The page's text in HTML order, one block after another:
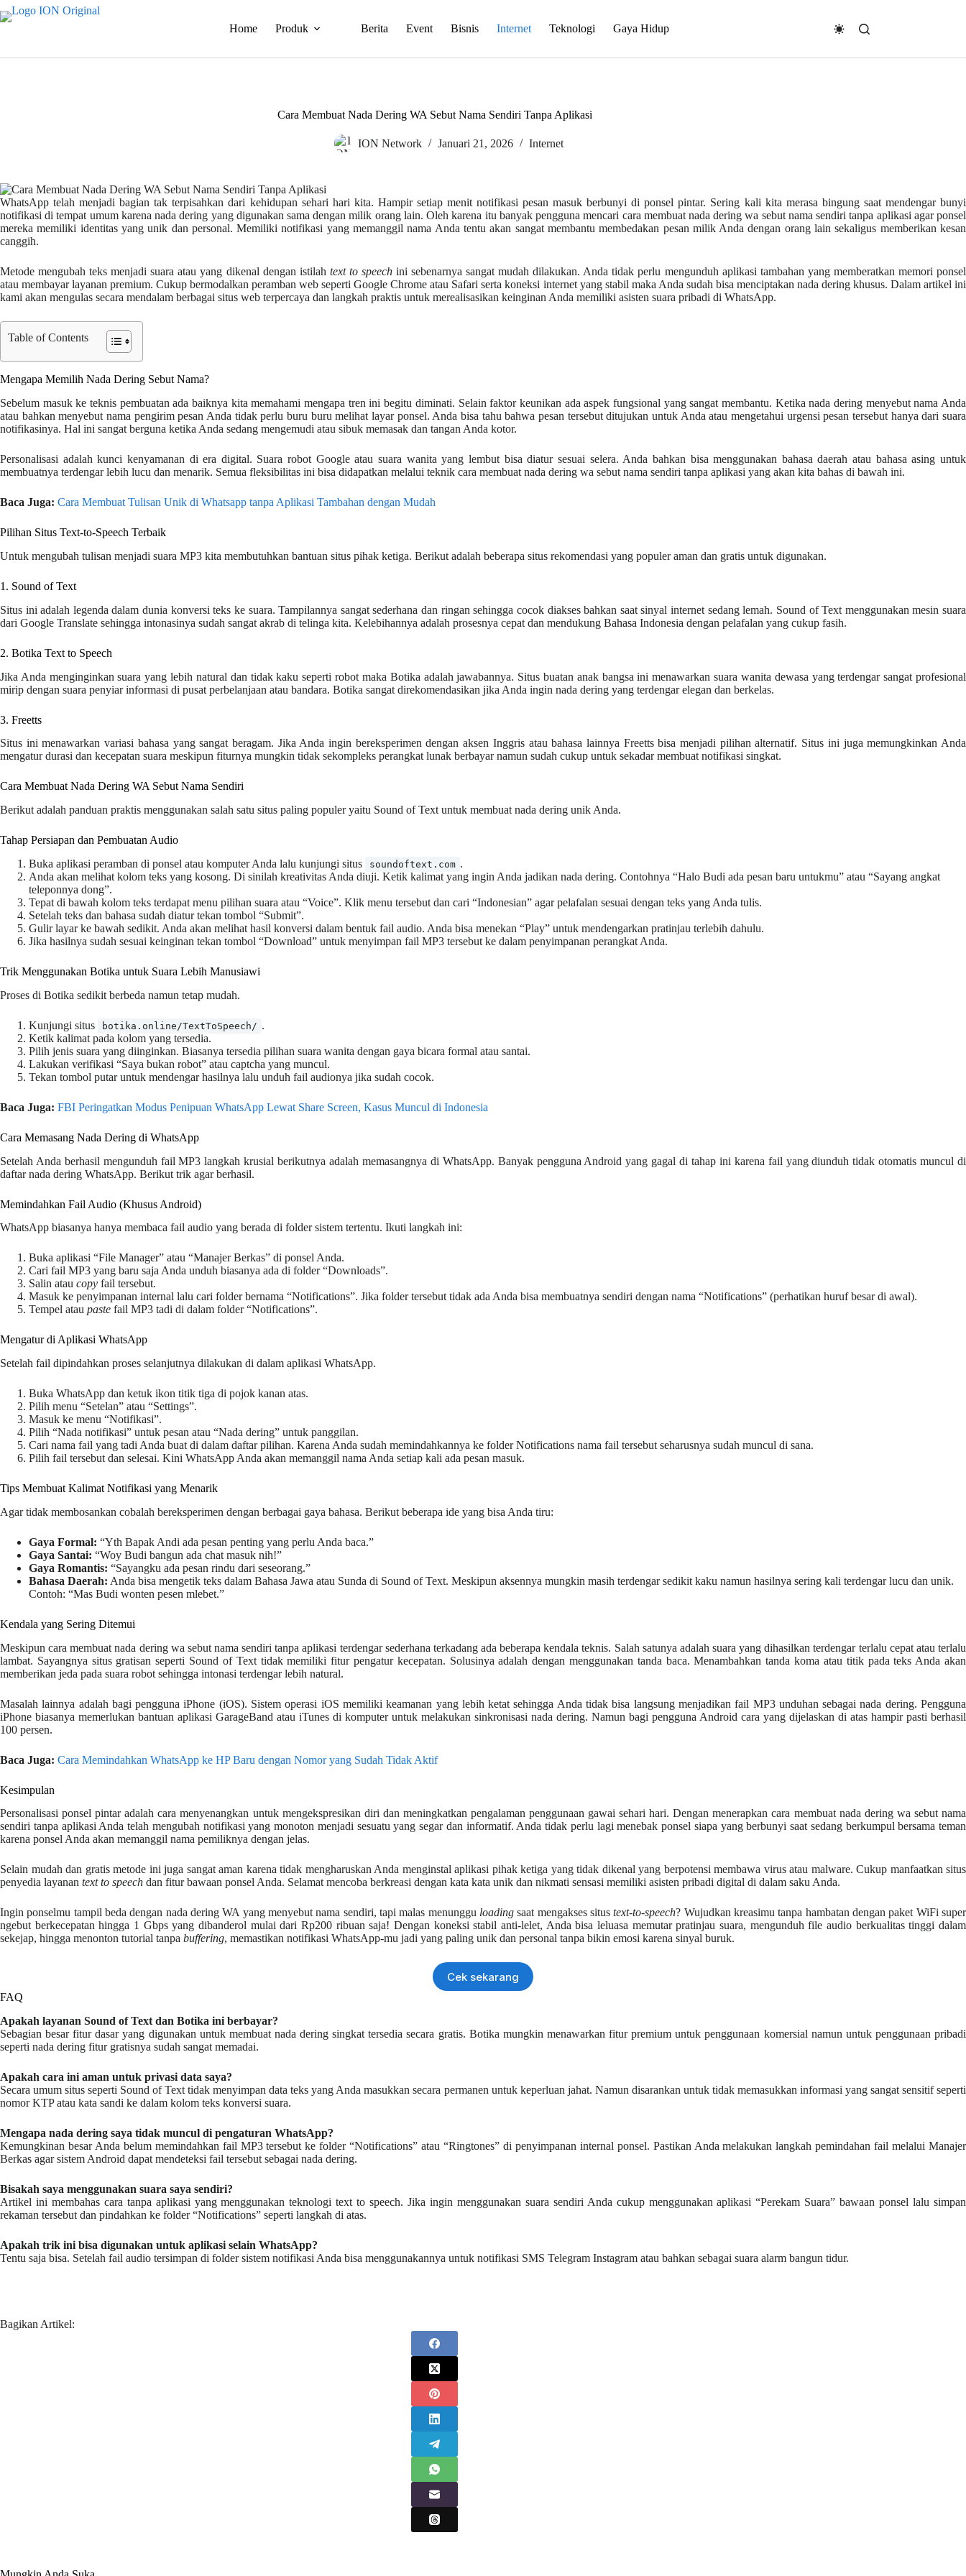
Skip
to
Home Produk Berita Event Bisnis Internet Teknologi Gaya Hidup
Cara Membuat Nada Dering WA Sebut Nama Sendiri Tanpa Aplikasi
ION Network Januari 21, 2026 Internet
WhatsApp telah menjadi bagian tak terpisahkan dari kehidupan sehari hari kita. Hampir setiap menit notifikasi pesan masuk berbunyi di ponsel pintar. Sering kali kita merasa bingung saat mendengar bunyi
notifikasi di tempat umum karena nada dering yang digunakan sama dengan milik orang lain. Oleh karena itu banyak pengguna mencari cara membuat nada dering wa sebut nama sendiri tanpa aplikasi agar ponsel
mereka memiliki identitas yang unik dan personal. Memiliki notifikasi yang memanggil nama Anda tentu akan sangat membantu membedakan pesan milik Anda dengan orang lain sekaligus memberikan kesan
canggih.
Metode mengubah teks menjadi suara atau yang dikenal dengan istilah text to speechini sebenarnya sangat mudah dilakukan. Anda tidak perlu mengunduh aplikasi tambahan yang memberatkan memori ponsel
atau membayar layanan premium. Cukup bermodalkan peramban web seperti Google Chrome atau Safari serta koneksi internet yang stabil maka Anda sudah bisa menciptakan nada dering khusus. Dalam artikel ini
kami akan mengulas secara mendalam berbagai situs web terpercaya dan langkah praktis untuk merealisasikan keinginan Anda memiliki asisten suara pribadi di WhatsApp.
Table of Contents
Mengapa Memilih Nada Dering Sebut Nama?
Sebelum masuk ke teknis pembuatan ada baiknya kita memahami mengapa tren ini begitu diminati. Selain faktor keunikan ada aspek fungsional yang sangat membantu. Ketika nada dering menyebut nama Anda
atau bahkan menyebut nama pengirim pesan Anda tidak perlu buru buru melihat layar ponsel. Anda bisa tahu bahwa pesan tersebut ditujukan untuk Anda atau mengetahui urgensi pesan tersebut hanya dari suara
notifikasinya. Hal ini sangat berguna ketika Anda sedang mengemudi atau sibuk memasak dan tangan Anda kotor.
Personalisasi adalah kunci kenyamanan di era digital. Suara robot Google atau suara wanita yang lembut bisa diatur sesuai selera. Anda bahkan bisa menggunakan bahasa daerah atau bahasa asing untuk
membuatnya terdengar lebih lucu dan menarik. Semua fleksibilitas ini bisa didapatkan melalui teknik cara membuat nada dering wa sebut nama sendiri tanpa aplikasi yang akan kita bahas di bawah ini.
Baca Juga: Cara Membuat Tulisan Unik di Whatsapp tanpa Aplikasi Tambahan dengan Mudah
Pilihan Situs Text-to-Speech Terbaik
Untuk mengubah tulisan menjadi suara MP3 kita membutuhkan bantuan situs pihak ketiga. Berikut adalah beberapa situs rekomendasi yang populer aman dan gratis untuk digunakan.
1. Sound of Text
Situs ini adalah legenda dalam dunia konversi teks ke suara. Tampilannya sangat sederhana dan ringan sehingga cocok diakses bahkan saat sinyal internet sedang lemah. Sound of Text menggunakan mesin suara
dari Google Translate sehingga intonasinya sudah sangat akrab di telinga kita. Kelebihannya adalah prosesnya cepat dan mendukung Bahasa Indonesia dengan pelafalan yang cukup fasih.
2. Botika Text to Speech
Jika Anda menginginkan suara yang lebih natural dan tidak kaku seperti robot maka Botika adalah jawabannya. Situs buatan anak bangsa ini menawarkan suara wanita dewasa yang terdengar sangat profesional
mirip dengan suara penyiar informasi di pusat perbelanjaan atau bandara. Botika sangat direkomendasikan jika Anda ingin nada dering yang terdengar elegan dan berkelas.
3. Freetts
Situs ini menawarkan variasi bahasa yang sangat beragam. Jika Anda ingin bereksperimen dengan aksen Inggris atau bahasa lainnya Freetts bisa menjadi pilihan alternatif. Situs ini juga memungkinkan Anda
mengatur durasi dan kecepatan suara meskipun fiturnya mungkin tidak sekompleks perangkat lunak berbayar namun sudah cukup untuk sekadar membuat notifikasi singkat.
Cara Membuat Nada Dering WA Sebut Nama Sendiri
Berikut adalah panduan praktis menggunakan salah satu situs paling populer yaitu Sound of Text untuk membuat nada dering unik Anda.
Tahap Persiapan dan Pembuatan Audio
Buka aplikasi peramban di ponsel atau komputer Anda lalu kunjungi situs
soundoftext.com .
Anda akan melihat kolom teks yang kosong. Di sinilah kreativitas Anda diuji. Ketik kalimat yang ingin Anda jadikan nada dering. Contohnya “Halo Budi ada pesan baru untukmu” atau “Sayang angkat
teleponnya dong”.
Tepat di bawah kolom teks terdapat menu pilihan suara atau “Voice”. Klik menu tersebut dan cari “Indonesian” agar pelafalan sesuai dengan teks yang Anda tulis.
Setelah teks dan bahasa sudah diatur tekan tombol “Submit”.
Gulir layar ke bawah sedikit. Anda akan melihat hasil konversi dalam bentuk fail audio. Anda bisa menekan “Play” untuk mendengarkan pratinjau terlebih dahulu.
Jika hasilnya sudah sesuai keinginan tekan tombol “Download” untuk menyimpan fail MP3 tersebut ke dalam penyimpanan perangkat Anda.
Trik Menggunakan Botika untuk Suara Lebih Manusiawi
Proses di Botika sedikit berbeda namun tetap mudah.
Kunjungi situs botika.online/TextToSpeech/ .
Ketik kalimat pada kolom yang tersedia.
Pilih jenis suara yang diinginkan. Biasanya tersedia pilihan suara wanita dengan gaya bicara formal atau santai.
Lakukan verifikasi “Saya bukan robot” atau captcha yang muncul.
Tekan tombol putar untuk mendengar hasilnya lalu unduh fail audionya jika sudah cocok.
Baca Juga: FBI Peringatkan Modus Penipuan WhatsApp Lewat Share Screen, Kasus Muncul di Indonesia
Cara Memasang Nada Dering di WhatsApp
Setelah Anda berhasil mengunduh fail MP3 langkah krusial berikutnya adalah memasangnya di WhatsApp. Banyak pengguna Android yang gagal di tahap ini karena fail yang diunduh tidak otomatis muncul di
daftar nada dering WhatsApp. Berikut trik agar berhasil.
Memindahkan Fail Audio (Khusus Android)
WhatsApp biasanya hanya membaca fail audio yang berada di folder sistem tertentu. Ikuti langkah ini:
Buka aplikasi “File Manager” atau “Manajer Berkas” di ponsel Anda.
Cari fail MP3 yang baru saja Anda unduh biasanya ada di folder “Downloads”.
Salin atau copy fail tersebut.
Masuk ke penyimpanan internal lalu cari folder bernama “Notifications”. Jika folder tersebut tidak ada Anda bisa membuatnya sendiri dengan nama “Notifications” (perhatikan huruf besar di awal).
Tempel atau paste fail MP3 tadi di dalam folder “Notifications”.
Mengatur di Aplikasi WhatsApp
Setelah fail dipindahkan proses selanjutnya dilakukan di dalam aplikasi WhatsApp.
Buka WhatsApp dan ketuk ikon titik tiga di pojok kanan atas.
Pilih menu “Setelan” atau “Settings”.
Masuk ke menu “Notifikasi”.
Pilih “Nada notifikasi” untuk pesan atau “Nada dering” untuk panggilan.
Cari nama fail yang tadi Anda buat di dalam daftar pilihan. Karena Anda sudah memindahkannya ke folder Notifications nama fail tersebut seharusnya sudah muncul di sana.
Pilih fail tersebut dan selesai. Kini WhatsApp Anda akan memanggil nama Anda setiap kali ada pesan masuk.
Tips Membuat Kalimat Notifikasi yang Menarik
Agar tidak membosankan cobalah bereksperimen dengan berbagai gaya bahasa. Berikut beberapa ide yang bisa Anda tiru:
Gaya Formal: “Yth Bapak Andi ada pesan penting yang perlu Anda baca.”
Gaya Santai: “Woy Budi bangun ada chat masuk nih!”
Gaya Romantis: “Sayangku ada pesan rindu dari seseorang.”
Bahasa Daerah: Anda bisa mengetik teks dalam Bahasa Jawa atau Sunda di Sound of Text. Meskipun aksennya mungkin masih terdengar sedikit kaku namun hasilnya sering kali terdengar lucu dan unik.
Contoh: “Mas Budi wonten pesen mlebet.”
Kendala yang Sering Ditemui
Meskipun cara membuat nada dering wa sebut nama sendiri tanpa aplikasi terdengar sederhana terkadang ada beberapa kendala teknis. Salah satunya adalah suara yang dihasilkan terdengar terlalu cepat atau terlalu
lambat. Sayangnya situs gratisan seperti Sound of Text tidak memiliki fitur pengatur kecepatan. Solusinya adalah dengan menggunakan tanda baca. Menambahkan tanda koma atau titik pada teks Anda akan
memberikan jeda pada suara robot sehingga intonasi terdengar lebih natural.
Masalah lainnya adalah bagi pengguna iPhone (iOS). Sistem operasi iOS memiliki keamanan yang lebih ketat sehingga Anda tidak bisa langsung menjadikan fail MP3 unduhan sebagai nada dering. Pengguna
iPhone biasanya memerlukan bantuan aplikasi GarageBand atau iTunes di komputer untuk melakukan sinkronisasi nada dering. Namun bagi pengguna Android cara yang dijelaskan di atas hampir pasti berhasil
100 persen.
Baca Juga: Cara Memindahkan WhatsApp ke HP Baru dengan Nomor yang Sudah Tidak Aktif
Kesimpulan
Personalisasi ponsel pintar adalah cara menyenangkan untuk mengekspresikan diri dan meningkatkan pengalaman penggunaan gawai sehari hari. Dengan menerapkan cara membuat nada dering wa sebut nama
sendiri tanpa aplikasi Anda telah mengubah notifikasi yang monoton menjadi sesuatu yang segar dan informatif. Anda tidak perlu lagi menebak ponsel siapa yang berbunyi saat sedang berkumpul bersama teman
karena ponsel Anda akan memanggil nama pemiliknya dengan jelas.
Selain mudah dan gratis metode ini juga sangat aman karena tidak mengharuskan Anda menginstal aplikasi pihak ketiga yang tidak dikenal yang berpotensi membawa virus atau malware. Cukup manfaatkan situs
penyedia layanan text to speech dan fitur bawaan ponsel Anda. Selamat mencoba berkreasi dengan kata kata unik dan nikmati sensasi memiliki asisten pribadi digital di dalam saku Anda.
Ingin ponselmu tampil beda dengan nada dering WA yang menyebut nama sendiri, tapi malas menunggu loading saat mengakses situstext-to-speech? Wujudkan kreasimu tanpa hambatan dengan paket WiFi super
ngebut berkecepatan hingga 1 Gbps yang dibanderol mulai dari Rp200 ribuan saja! Dengan koneksi stabil anti-lelet, Anda bisa leluasa memutar pratinjau suara, mengunduh file audio berkualitas tinggi dalam
sekejap, hingga menonton tutorial tanpa buffering, memastikan notifikasi WhatsApp-mu jadi yang paling unik dan personal tanpa bikin emosi karena sinyal buruk.
Cek sekarang
FAQ
Apakah layanan Sound of Text dan Botika ini berbayar?
Sebagian besar fitur dasar yang digunakan untuk membuat nada dering singkat tersedia secara gratis. Botika mungkin menawarkan fitur premium untuk penggunaan komersial namun untuk penggunaan pribadi
seperti nada dering fitur gratisnya sudah sangat memadai.
Apakah cara ini aman untuk privasi data saya?
Secara umum situs seperti Sound of Text tidak menyimpan data teks yang Anda masukkan secara permanen untuk keperluan jahat. Namun disarankan untuk tidak memasukkan informasi yang sangat sensitif seperti
nomor KTP atau kata sandi ke dalam kolom teks konversi suara.
Mengapa nada dering saya tidak muncul di pengaturan WhatsApp?
Kemungkinan besar Anda belum memindahkan fail MP3 tersebut ke folder “Notifications” atau “Ringtones” di penyimpanan internal ponsel. Pastikan Anda melakukan langkah pemindahan fail melalui Manajer
Berkas agar sistem Android dapat mendeteksi fail tersebut sebagai nada dering.
Bisakah saya menggunakan suara saya sendiri?
Artikel ini membahas cara tanpa aplikasi yang menggunakan teknologi text to speech. Jika ingin menggunakan suara sendiri Anda cukup menggunakan aplikasi “Perekam Suara” bawaan ponsel lalu simpan
rekaman tersebut dan pindahkan ke folder “Notifications” seperti langkah di atas.
Apakah trik ini bisa digunakan untuk aplikasi selain WhatsApp?
Tentu saja bisa. Setelah fail audio tersimpan di folder sistem notifikasi Anda bisa menggunakannya untuk notifikasi SMS Telegram Instagram atau bahkan sebagai suara alarm bangun tidur.
Bagikan Artikel: